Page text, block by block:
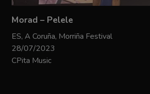
Morad – Pelele
ES, A Coruña, Morriña Festival
28/07/2023
CPita Music